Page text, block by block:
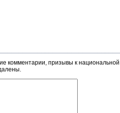
комментарии, призывы к